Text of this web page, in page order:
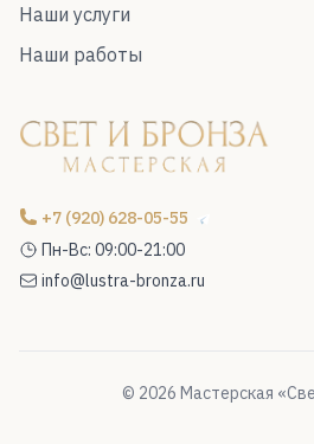
Наши услуги
Наши работы
+7 (920) 628-05-55
Пн-Вс: 09:00-21:00
info@lustra-bronza.ru
© 2026 Мастерская